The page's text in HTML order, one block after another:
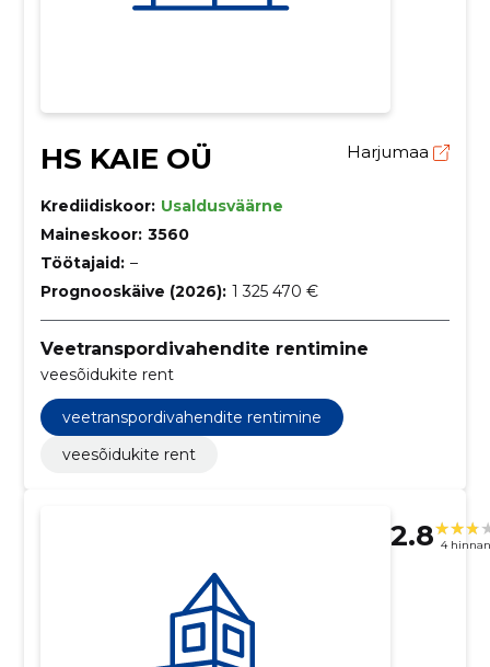
HS KAIE OÜ Harjumaa
Krediidiskoor: Usaldusväärne
Maineskoor: 3560
Töötajaid: –
Prognooskäive (2026): 1 325 470 €
Veetranspordivahendite rentimine
veesõidukite rent
veetranspordivahendite rentimine
veesõidukite rent
2.8 4